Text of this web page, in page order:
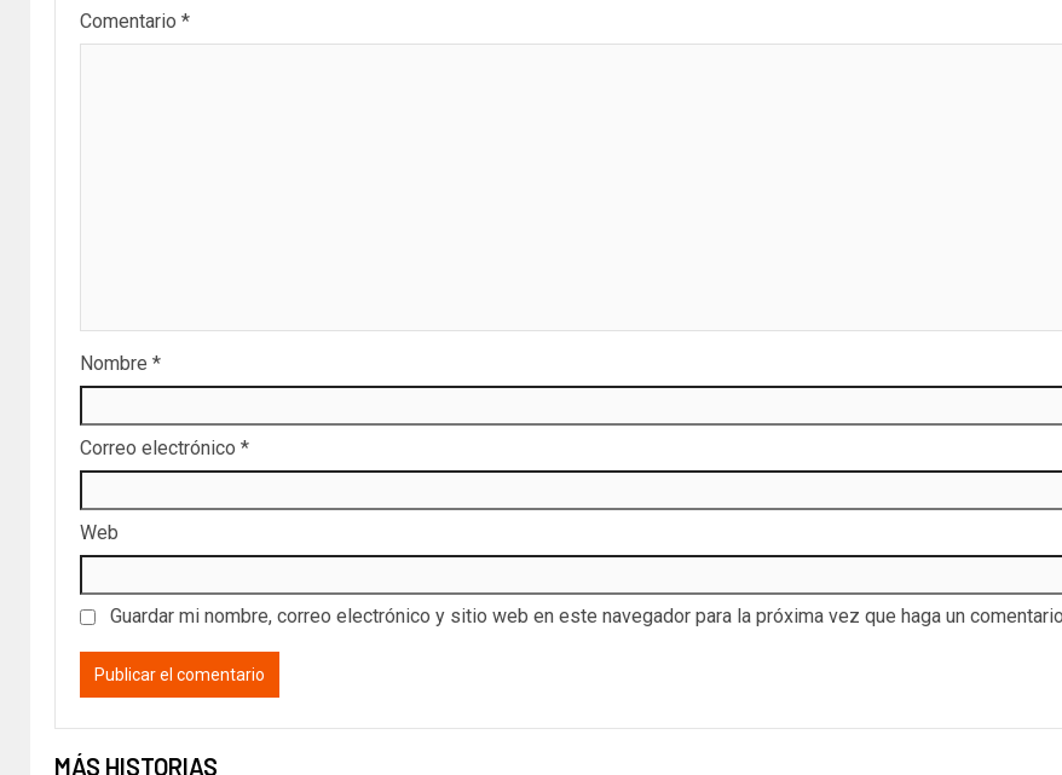
Comentario *
Nombre *
Correo electrónico *
Web
Guardar mi nombre, correo electrónico y sitio web en este navegador para la próxima vez que haga un
MÁS HISTORIAS